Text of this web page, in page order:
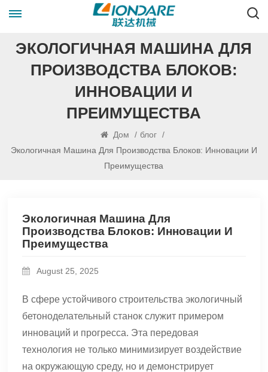
ЭКОЛОГИЧНАЯ МАШИНА ДЛЯ
ПРОИЗВОДСТВА БЛОКОВ:
ИННОВАЦИИ И
ПРЕИМУЩЕСТВА
Дом / блог /
Экологичная Машина Для Производства Блоков: Инновации И
Преимущества
Экологичная Машина Для
Производства Блоков: Инновации И
Преимущества
August 25, 2025
В сфере устойчивого строительства экологичный
бетоноделательный станок служит примером
инноваций и прогресса. Эта передовая
технология не только минимизирует воздействие
на окружающую среду, но и демонстрирует